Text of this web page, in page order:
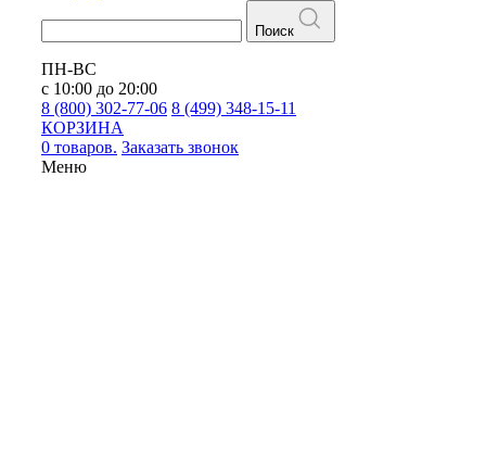
Поиск
ПН-ВС
с 10:00 до 20:00
8 (800) 302-77-06 8 (499) 348-15-11
КОРЗИНА
0 товаров. Заказать звонок
Меню